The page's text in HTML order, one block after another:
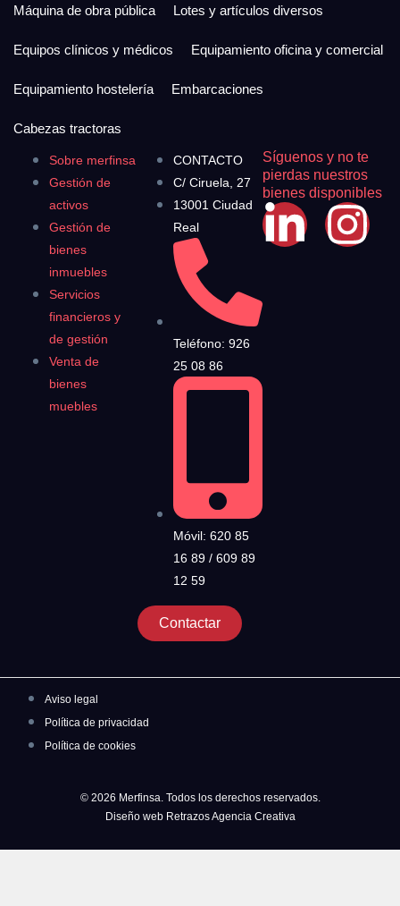
Sobre merfinsa
Gestión de
activos
Gestión de
bienes
inmuebles
Servicios
financieros y
de gestión
Venta de
bienes
muebles
CONTACTO
C/ Ciruela, 27
13001 Ciudad
Real
Teléfono: 926
25 08 86
Móvil: 620 85
16 89 / 609 89
12 59
Contactar
Síguenos y no te
pierdas nuestros
bienes disponibles
Máquina de obra pública Lotes y artículos diversos
Equipos clínicos y médicos Equipamiento oficina y comercial
Equipamiento hostelería Embarcaciones
Cabezas tractoras
Aviso legal
Política de privacidad
Política de cookies
© 2026 Merfinsa. Todos los derechos reservados.
Diseño web Retrazos Agencia Creativa